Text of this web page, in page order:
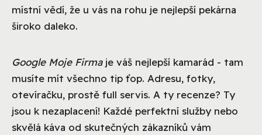
místní vědí, že u vás na rohu je nejlepší pekárna
široko daleko.
Google Moje Firmaje váš nejlepší kamarád - tam
musíte mít všechno tip ťop. Adresu, fotky,
otevíračku, prostě full servis. A ty recenze? Ty
jsou k nezaplacení! Každé perfektní služby nebo
skvělá káva od skutečných zákazníků vám